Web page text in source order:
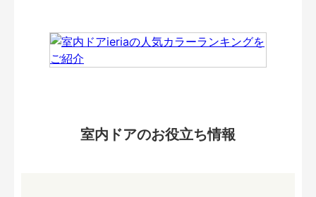
室内ドアのお役立ち情報